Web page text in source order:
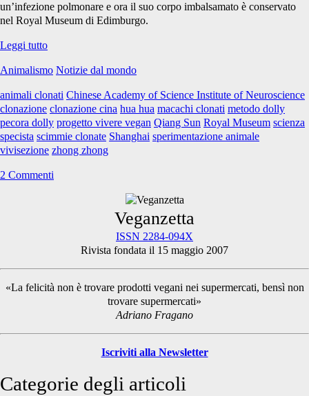
un’infezione polmonare e ora il suo corpo imbalsamato è conservato
nel Royal Museum di Edimburgo.
Leggi tuttoMacachi
tristezza
Animalismo Notizie dal mondo
animali clonati Chinese Academy of Science Institute of Neuroscience
clonazione clonazione cina hua hua macachi clonati metodo dolly
pecora dolly progetto vivere vegan Qiang Sun Royal Museum scienza
specista scimmie clonate Shanghai sperimentazione animale
vivisezione zhong zhong
2 Commenti
Sidebar
Veganzetta
ISSN 2284-094X
Rivista fondata il 15 maggio 2007
«La felicità non è trovare prodotti vegani nei supermercati, bensì non
trovare supermercati»
Adriano Fragano
Iscriviti alla Newsletter
Categorie degli articoli